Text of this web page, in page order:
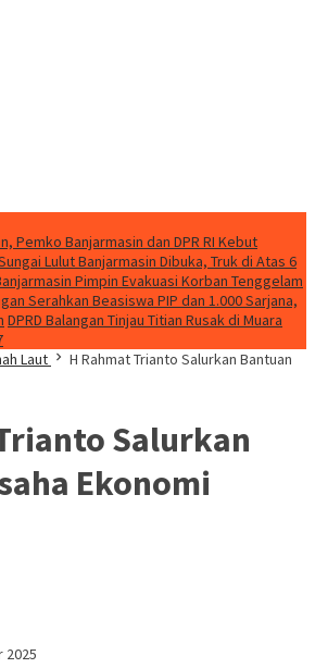
Pemko Banjarmasin dan DPR RI Kebut
Lulut Banjarmasin Dibuka, Truk di Atas 6
Pimpin Evakuasi Korban Tenggelam
Serahkan Beasiswa PIP dan 1.000 Sarjana,
DPRD Balangan Tinjau Titian Rusak di Muara
Laut
H Rahmat Trianto Salurkan Bantuan
Salurkan
Ekonomi
2025